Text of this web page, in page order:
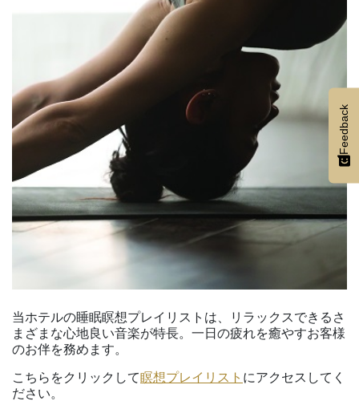
当ホテルの睡眠瞑想プレイリストは、リラックスできるさ
まざまな心地良い音楽が特長。一日の疲れを癒やすお客様
のお伴を務めます。
こちらをクリックして瞑想プレイリスト にアクセスしてく
ださい。
Feedback